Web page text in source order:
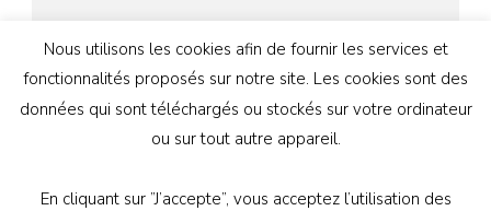
13 JANVIER 2018
Nous utilisons les cookies afin de fournir les services et
fonctionnalités proposés sur notre site. Les cookies sont des
données qui sont téléchargés ou stockés sur votre ordinateur
ou sur tout autre appareil.
En cliquant sur ”J’accepte”, vous acceptez l’utilisation des